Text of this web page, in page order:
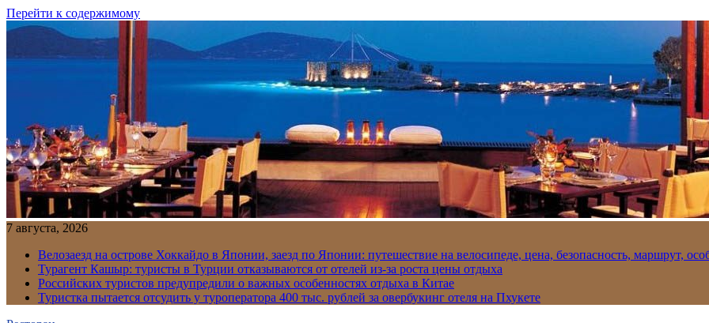
Перейти к содержимому
7 августа, 2026
Велозаезд на острове Хоккайдо в Японии, заезд по Японии: путешествие на велосипеде, цена, безопасность, маршрут,
Турагент Кашыр: туристы в Турции отказываются от отелей из-за роста цены отдыха
Российских туристов предупредили о важных особенностях отдыха в Китае
Туристка пытается отсудить у туроператора 400 тыс. рублей за овербукинг отеля на Пхукете